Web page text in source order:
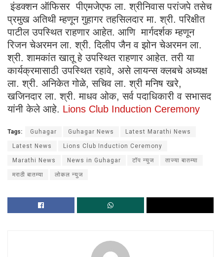
इंडक्शन ऑफिसर पीएमजेएफ ला. श्रीनिवास परांजपे तसेच
प्रमुख अतिथी म्हणून गुहागर तहसिलदार मा. श्री. परिक्षीत
पाटील उपस्थित राहणार आहेत. आणि मार्गदर्शक म्हणून
रिजन चेअरमन ला. श्री. दिलीप जैन व झोन चेअरमन ला.
श्री. शामकांत खातू हे उपस्थित राहणार आहेत. तरी या
कार्यक्रमासाठी उपस्थित रहावे, असे लायन्स क्लबचे अध्यक्ष
ला. श्री. अनिकेत गोळे, सचिव ला. श्री मनिष खरे,
खजिनदार ला. श्री. माधव ओक, सर्व पदाधिकारी व सभासद
यांनी केले आहे. Lions Club Induction Ceremony
Tags: Guhagar Guhagar News Latest Marathi News
Latest News Lions Club Induction Ceremony
Marathi News News in Guhagar टॉप न्युज ताज्या बातम्या
मराठी बातम्या लोकल न्युज